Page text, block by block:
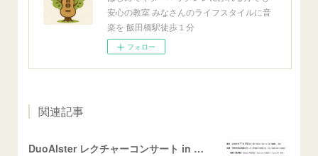
安心の教室 みなさんのライフスタイルに音
楽を 飯田橋駅徒歩１分
フォロー
関連記事
DuoAlster レクチャーコンサート in 山梨 甲府